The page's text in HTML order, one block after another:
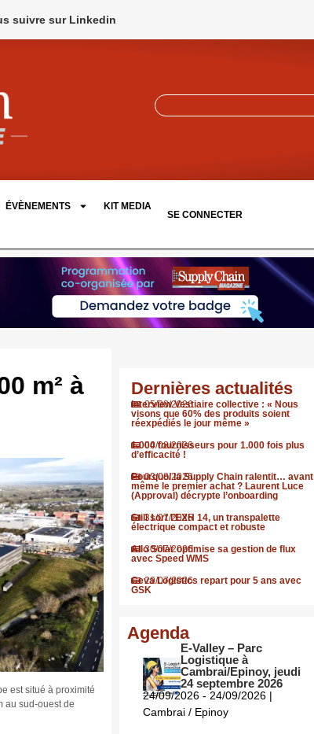
suivre sur Linkedin
ÉVÈNEMENTS KIT MEDIA
SE CONNECTER
m² à
est situé à proximité
au sud-ouest de
Dernières actualités
05/08/2026
Interview Vestiaire collective : « Nous
visons que 60% des produits soient
réexpédiés le jour même »
04/08/2026
1.000 fournisseurs pour 1.000 fois plus
d’efficacité !
03/08/2026
Pourquoi la Supply Chain ralentit… avant
même le premier achat ? Laurent Luce
(Approval) décrypte l’onboarding
31/07/2026
Still sort l’EXH 14, un transpalette
électrique compact et robuste
30/07/2026
Allo Solar optimise sa gestion de flux
avec Speed WMS
29/07/2026
Ceva Logistics repart pour 5 ans avec
GSK
Agenda
E-Valley – Parc
Logistique à
Cambrai/Epinoy, jeudi
24 septembre 2026
24/09/2026 - 24/09/2026 |
Cambrai / Epinoy